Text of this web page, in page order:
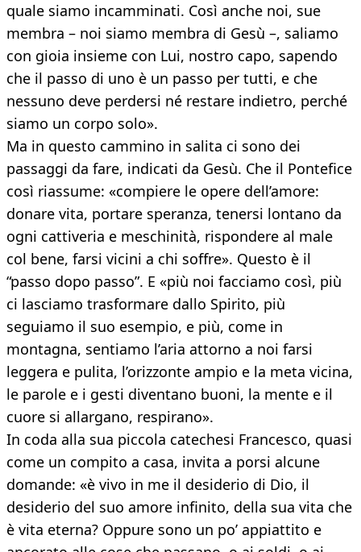
quale siamo incamminati. Così anche noi, sue
membra – noi siamo membra di Gesù –, saliamo
con gioia insieme con Lui, nostro capo, sapendo
che il passo di uno è un passo per tutti, e che
nessuno deve perdersi né restare indietro, perché
siamo un corpo solo».
Ma in questo cammino in salita ci sono dei
passaggi da fare, indicati da Gesù. Che il Pontefice
così riassume: «compiere le opere dell’amore:
donare vita, portare speranza, tenersi lontano da
ogni cattiveria e meschinità, rispondere al male
col bene, farsi vicini a chi soffre». Questo è il
“passo dopo passo”. E «più noi facciamo così, più
ci lasciamo trasformare dallo Spirito, più
seguiamo il suo esempio, e più, come in
montagna, sentiamo l’aria attorno a noi farsi
leggera e pulita, l’orizzonte ampio e la meta vicina,
le parole e i gesti diventano buoni, la mente e il
cuore si allargano, respirano».
In coda alla sua piccola catechesi Francesco, quasi
come un compito a casa, invita a porsi alcune
domande: «è vivo in me il desiderio di Dio, il
desiderio del suo amore infinito, della sua vita che
è vita eterna? Oppure sono un po’ appiattito e